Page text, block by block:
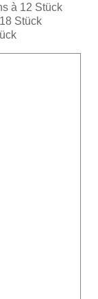
à 12 Stück
Stück